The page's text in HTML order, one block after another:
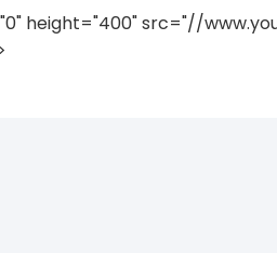
height="400" src="//